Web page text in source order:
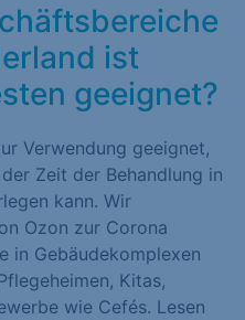
ist
geeignet?
Verwendung geeignet,
Zeit der Behandlung in
kann. Wir
Ozon zur Corona
in Gebäudekomplexen
Kitas,
wie Cefés. Lesen